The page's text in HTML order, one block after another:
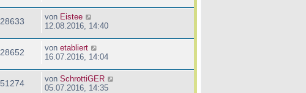
28633 von Eistee
12.08.2016, 14:40
28652 von etabliert
16.07.2016, 14:04
51274 von SchrottiGER
05.07.2016, 14:35